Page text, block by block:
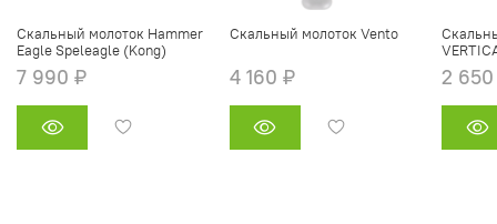
Скальный молоток Hammer
Eagle Speleagle (Kong)
7 990 ₽
Скальный молоток Vento
4 160 ₽ 2